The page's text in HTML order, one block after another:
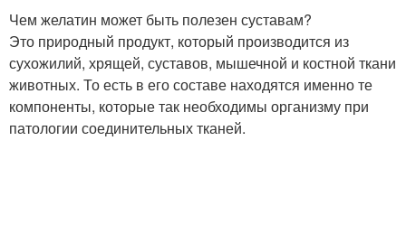
Чем желатин может быть полезен суставам?
Это природный продукт, который производится из
сухожилий, хрящей, суставов, мышечной и костной ткани
животных. То есть в его составе находятся именно те
компоненты, которые так необходимы организму при
патологии соединительных тканей.